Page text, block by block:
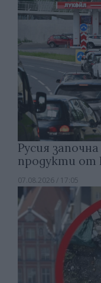
Русия
продукти от
07.08.2026 / 17:05